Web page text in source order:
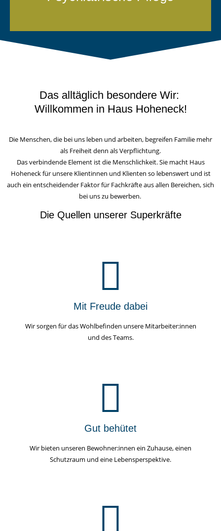
Das alltäglich besondere Wir:
Willkommen in Haus Hoheneck!
Die Menschen, die bei uns leben und arbeiten, begreifen Familie mehr
als Freiheit denn als Verpflichtung.
Das verbindende Element ist die Menschlichkeit. Sie macht Haus
Hoheneck für unsere Klientinnen und Klienten so lebenswert und ist
auch ein entscheidender Faktor für Fachkräfte aus allen Bereichen, sich
bei uns zu bewerben.
Die Quellen unserer Superkräfte
Mit Freude dabei
Wir sorgen für das Wohlbefinden unsere Mitarbeiter:innen
und des Teams.
Gut behütet
Wir bieten unseren Bewohner:innen ein Zuhause, einen
Schutzraum und eine Lebensperspektive.